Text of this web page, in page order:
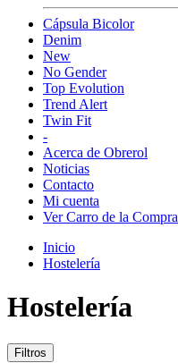
Cápsula Bicolor
Denim
New
No Gender
Top Evolution
Trend Alert
Twin Fit
-
Acerca de Obrerol
Noticias
Contacto
Mi cuenta
Ver Carro de la Compra
Inicio
Hostelería
Hostelería
Filtros